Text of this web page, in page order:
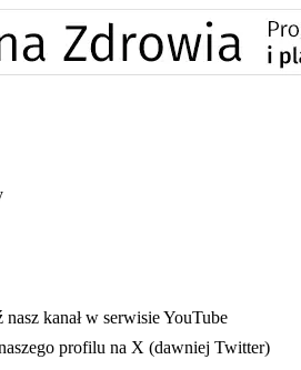
nowej karcie
się w nowej karcie
kanał w serwisie YouTube
karcie profilu na X (dawniej Twitter)